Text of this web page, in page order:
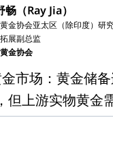
中国市场黄金ETF实现流
约合7,400万美元（-4.87
出1吨黄金；截至月末，
，50吨）
银行(PBoC)宣布，6月中
个月增加（+21吨）；上
累计增加103吨至2,113吨
畅（Ray Jia）
金协会亚太区（除印度）研
展副总监
金协会
市场：黄金储
但上游实物黄金